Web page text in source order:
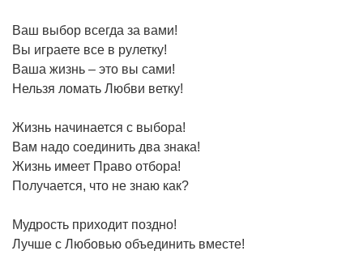
Ваш выбор всегда за вами!
Вы играете все в рулетку!
Ваша жизнь – это вы сами!
Нельзя ломать Любви ветку!
Жизнь начинается с выбора!
Вам надо соединить два знака!
Жизнь имеет Право отбора!
Получается, что не знаю как?
Мудрость приходит поздно!
Лучше с Любовью объединить вместе!